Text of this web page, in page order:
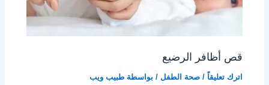
قص أظافر الرضيع
اترك تعليقاً /صحة الطفل / بواسطة طبيب ويب